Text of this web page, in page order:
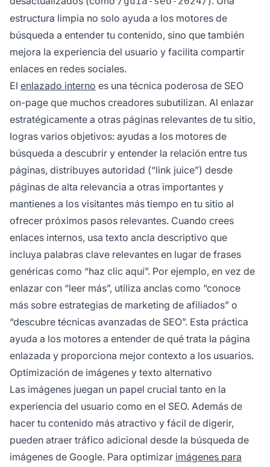
estructura limpia no solo ayuda a los motores de
búsqueda a entender tu contenido, sino que también
mejora la experiencia del usuario y facilita compartir
enlaces en redes sociales.
El enlazado interno es una técnica poderosa de SEO
on-page que muchos creadores subutilizan. Al enlazar
estratégicamente a otras páginas relevantes de tu sitio,
logras varios objetivos: ayudas a los motores de
búsqueda a descubrir y entender la relación entre tus
páginas, distribuyes autoridad (“link juice”) desde
páginas de alta relevancia a otras importantes y
mantienes a los visitantes más tiempo en tu sitio al
ofrecer próximos pasos relevantes. Cuando crees
enlaces internos, usa texto ancla descriptivo que
incluya palabras clave relevantes en lugar de frases
genéricas como “haz clic aquí”. Por ejemplo, en vez de
enlazar con “leer más”, utiliza anclas como “conoce
más sobre estrategias de marketing de afiliados” o
“descubre técnicas avanzadas de SEO”. Esta práctica
ayuda a los motores a entender de qué trata la página
enlazada y proporciona mejor contexto a los usuarios.
Optimización de imágenes y texto alternativo
Las imágenes juegan un papel crucial tanto en la
experiencia del usuario como en el SEO. Además de
hacer tu contenido más atractivo y fácil de digerir,
pueden atraer tráfico adicional desde la búsqueda de
imágenes de Google. Para optimizar imágenes para